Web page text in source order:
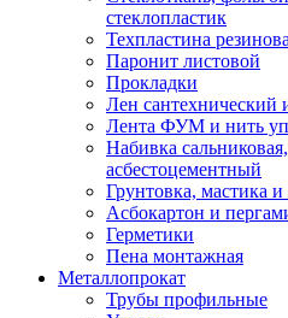
стеклопластик
Техпластина
Паронит листовой
Прокладки
Лен сантехнический
Лента ФУМ и нить
Набивка
асбестоцементный
Грунтовка, мастика и
Асбокартон и
Герметики
Пена монтажная
Металлопрокат
Трубы профильные